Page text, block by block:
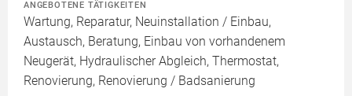
ANGEBOTENE TÄTIGKEITEN
Wartung, Reparatur, Neuinstallation / Einbau,
Austausch, Beratung, Einbau von vorhandenem
Neugerät, Hydraulischer Abgleich, Thermostat,
Renovierung, Renovierung / Badsanierung